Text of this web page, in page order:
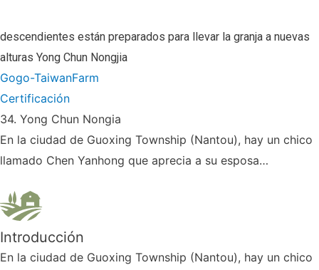
descendientes están preparados para llevar la granja a nuevas
alturas Yong Chun Nongjia
Gogo-TaiwanFarm
Certificación
34. Yong Chun Nongia
En la ciudad de Guoxing Township (Nantou), hay un chico
llamado Chen Yanhong que aprecia a su esposa…
Introducción
En la ciudad de Guoxing Township (Nantou), hay un chico